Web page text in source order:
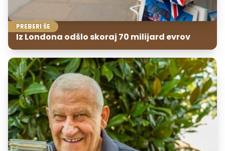
PREBERI ŠE
Iz Londona odšlo skoraj 70 milijard evrov